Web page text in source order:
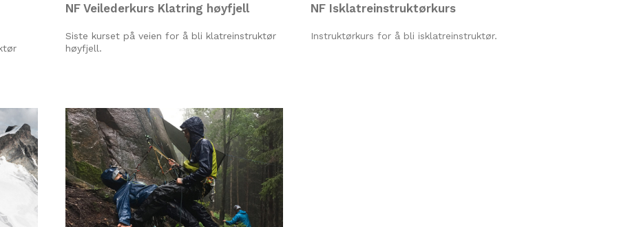
NF Veilederkurs Klatring høyfjell
Siste kurset på veien for å bli klatreinstruktør
høyfjell.
NF Isklatreinstruktørkurs
Instruktørkurs for å bli isklatreinstruktør.